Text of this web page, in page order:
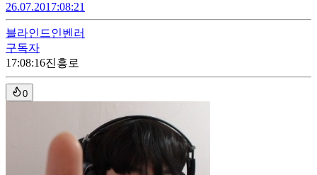
26.07.2017:08:21
블라인드인벤러
구독자
17:08:16진흥로
0